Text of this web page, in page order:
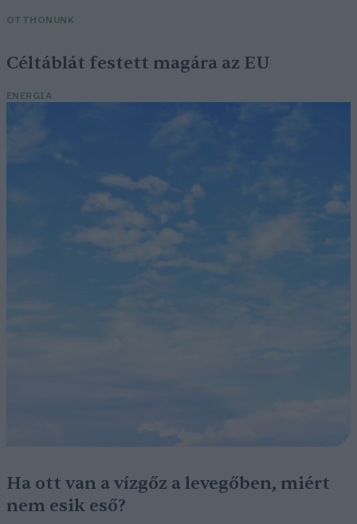
OTTHONUNK
Céltáblát festett magára az EU
ENERGIA
Ha ott van a vízgőz a levegőben, miért
nem esik eső?